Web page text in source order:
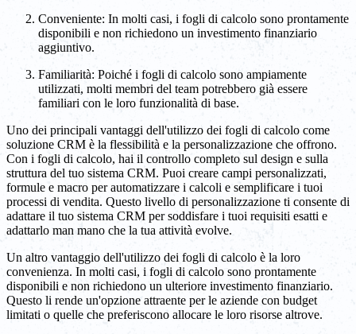
Conveniente: In molti casi, i fogli di calcolo sono prontamente
disponibili e non richiedono un investimento finanziario
aggiuntivo.
Familiarità: Poiché i fogli di calcolo sono ampiamente
utilizzati, molti membri del team potrebbero già essere
familiari con le loro funzionalità di base.
Uno dei principali vantaggi dell'utilizzo dei fogli di calcolo come
soluzione CRM è la flessibilità e la personalizzazione che offrono.
Con i fogli di calcolo, hai il controllo completo sul design e sulla
struttura del tuo sistema CRM. Puoi creare campi personalizzati,
formule e macro per automatizzare i calcoli e semplificare i tuoi
processi di vendita. Questo livello di personalizzazione ti consente di
adattare il tuo sistema CRM per soddisfare i tuoi requisiti esatti e
adattarlo man mano che la tua attività evolve.
Un altro vantaggio dell'utilizzo dei fogli di calcolo è la loro
convenienza. In molti casi, i fogli di calcolo sono prontamente
disponibili e non richiedono un ulteriore investimento finanziario.
Questo li rende un'opzione attraente per le aziende con budget
limitati o quelle che preferiscono allocare le loro risorse altrove.